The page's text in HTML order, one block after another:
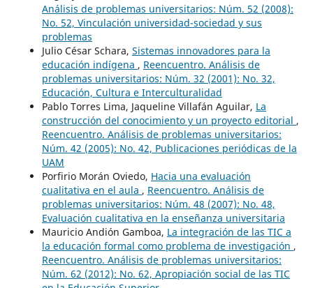
Análisis de problemas universitarios: Núm. 52 (2008):
No. 52, Vinculación universidad-sociedad y sus
problemas
Julio César Schara, Sistemas innovadores para la
educación indígena , Reencuentro. Análisis de
problemas universitarios: Núm. 32 (2001): No. 32,
Educación, Cultura e Interculturalidad
Pablo Torres Lima, Jaqueline Villafán Aguilar, La
construcción del conocimiento y un proyecto editorial ,
Reencuentro. Análisis de problemas universitarios:
Núm. 42 (2005): No. 42, Publicaciones periódicas de la
UAM
Porfirio Morán Oviedo, Hacia una evaluación
cualitativa en el aula , Reencuentro. Análisis de
problemas universitarios: Núm. 48 (2007): No. 48,
Evaluación cualitativa en la enseñanza universitaria
Mauricio Andión Gamboa, La integración de las TIC a
la educación formal como problema de investigación ,
Reencuentro. Análisis de problemas universitarios:
Núm. 62 (2012): No. 62, Apropiación social de las TIC